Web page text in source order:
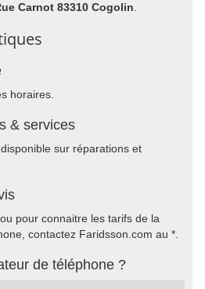
Carnot 83310 Cogolin
horaires.
& services
sur réparations et
pour connaitre les tarifs de la
contactez Faridsson.com au *.
de téléphone ?